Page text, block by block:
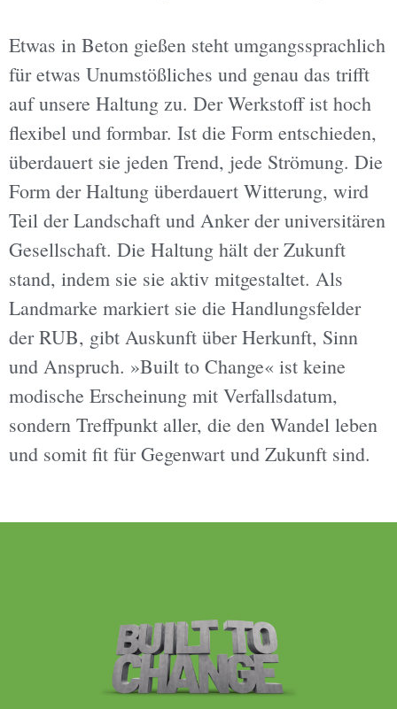
Etwas in Beton gießen steht umgangssprachlich
für etwas Unumstößliches und genau das trifft
auf unsere Haltung zu. Der Werkstoﬀ ist hoch
ﬂexibel und formbar. Ist die Form entschieden,
überdauert sie jeden Trend, jede Strömung. Die
Form der Haltung überdauert Witterung, wird
Teil der Landschaft und Anker der universitären
Gesellschaft. Die Haltung hält der Zukunft
stand, indem sie sie aktiv mitgestaltet. Als
Landmarke markiert sie die Handlungsfelder
der RUB, gibt Auskunft über Herkunft, Sinn
und Anspruch. »Built to Change« ist keine
modische Erscheinung mit Verfallsdatum,
sondern Treﬀpunkt aller, die den Wandel leben
und somit ﬁt für Gegenwart und Zukunft sind.